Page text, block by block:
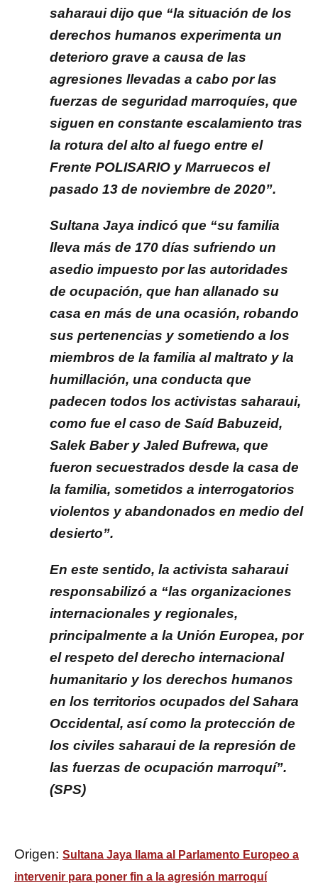
saharaui dijo que “la situación de los
derechos humanos experimenta un
deterioro grave a causa de las
agresiones llevadas a cabo por las
fuerzas de seguridad marroquíes, que
siguen en constante escalamiento tras
la rotura del alto al fuego entre el
Frente POLISARIO y Marruecos el
pasado 13 de noviembre de 2020”.
Sultana Jaya indicó que “su familia
lleva más de 170 días sufriendo un
asedio impuesto por las autoridades
de ocupación, que han allanado su
casa en más de una ocasión, robando
sus pertenencias y sometiendo a los
miembros de la familia al maltrato y la
humillación, una conducta que
padecen todos los activistas saharaui,
como fue el caso de Saíd Babuzeid,
Salek Baber y Jaled Bufrewa, que
fueron secuestrados desde la casa de
la familia, sometidos a interrogatorios
violentos y abandonados en medio del
desierto”.
En este sentido, la activista saharaui
responsabilizó a “las organizaciones
internacionales y regionales,
principalmente a la Unión Europea, por
el respeto del derecho internacional
humanitario y los derechos humanos
en los territorios ocupados del Sahara
Occidental, así como la protección de
los civiles saharaui de la represión de
las fuerzas de ocupación marroquí”.
(SPS)
Origen: Sultana Jaya llama al Parlamento Europeo a
intervenir para poner fin a la agresión marroquí